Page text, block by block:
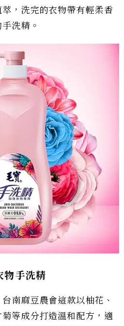
，洗完的衣物帶有輕柔香
洗精。
物手洗精
南麻豆農會這款以柚花、
等成分打造溫和配方，適